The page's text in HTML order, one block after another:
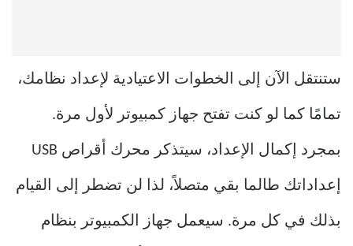
ستنتقل الآن إلى الخطوات الاعتيادية لإعداد نظامك،
تمامًا كما لو كنت تفتح جهاز كمبيوتر لأول مرة.
بمجرد إكمال الإعداد، سيتذكر محرك أقراص USB
إعداداتك طالما بقي متصلاً، لذا لن تضطر إلى القيام
بذلك في كل مرة. سيعمل جهاز الكمبيوتر بنظام